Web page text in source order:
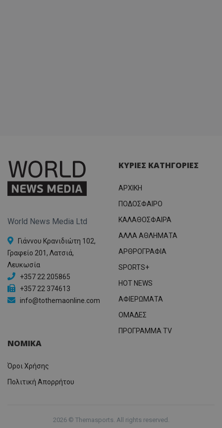
World News Media Ltd
Γιάννου Κρανιδιώτη 102,
Γραφείο 201, Λατσιά,
Λευκωσία
+357 22 205865
+357 22 374613
info@tothemaonline.com
ΚΥΡΙΕΣ ΚΑΤΗΓΟΡΙΕΣ
ΑΡΧΙΚΗ
ΠΟΔΟΣΦΑΙΡΟ
ΚΑΛΑΘΟΣΦΑΙΡΑ
ΑΛΛΑ ΑΘΛΗΜΑΤΑ
ΑΡΘΡΟΓΡΑΦΙΑ
SPORTS+
HOT NEWS
ΑΦΙΕΡΩΜΑΤΑ
ΟΜΑΔΕΣ
ΠΡΟΓΡΑΜΜΑ TV
ΝΟΜΙΚΑ
Όροι Χρήσης
Πολιτική Απορρήτου
2026 © Themasports. All rights reserved.